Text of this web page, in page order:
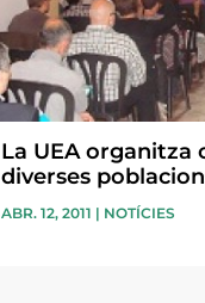
La UEA organitza
diverses
ABR. 12, 2011 | NOTÍCIES